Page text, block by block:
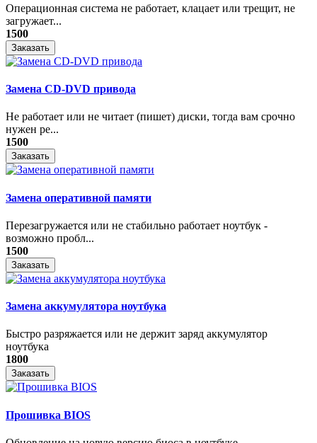
Операционная система не работает, клацает или трещит, не
загружает...
1500
Заказать
Замена CD-DVD привода
Не работает или не читает (пишет) диски, тогда вам срочно
нужен ре...
1500
Заказать
Замена оперативной памяти
Перезагружается или не стабильно работает ноутбук -
возможно пробл...
1500
Заказать
Замена аккумулятора ноутбука
Быстро разряжается или не держит заряд аккумулятор
ноутбука
1800
Заказать
Прошивка BIOS